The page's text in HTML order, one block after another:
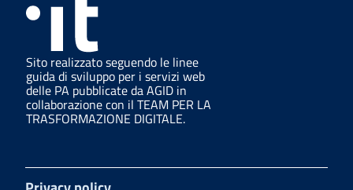
Sito realizzato seguendo le linee
guida di sviluppo per i servizi web
delle PA pubblicate da AGID in
collaborazione con il TEAM PER LA
TRASFORMAZIONE DIGITALE.